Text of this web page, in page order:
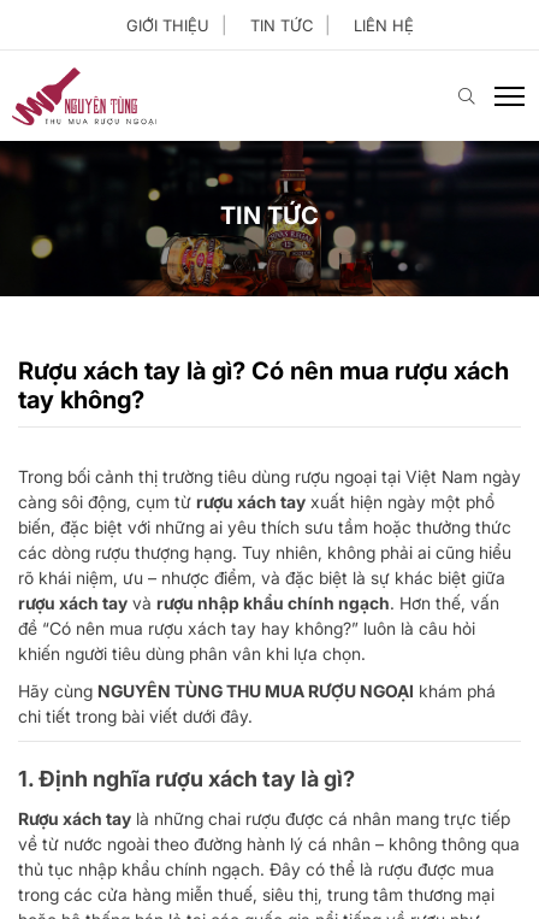
GIỚI THIỆU TIN TỨC LIÊN HỆ
TIN TỨC
Rượu xách tay là gì? Có nên mua rượu xách
tay không?
Trong bối cảnh thị trường tiêu dùng rượu ngoại tại Việt Nam ngày
càng sôi động, cụm từ rượu xách tay xuất hiện ngày một phổ
biến, đặc biệt với những ai yêu thích sưu tầm hoặc thưởng thức
các dòng rượu thượng hạng. Tuy nhiên, không phải ai cũng hiểu
rõ khái niệm, ưu – nhược điểm, và đặc biệt là sự khác biệt giữa
rượu xách tay và rượu nhập khẩu chính ngạch. Hơn thế, vấn
đề “Có nên mua rượu xách tay hay không?” luôn là câu hỏi
khiến người tiêu dùng phân vân khi lựa chọn.
Hãy cùng NGUYÊN TÙNG THU MUA RƯỢU NGOẠI khám phá
chi tiết trong bài viết dưới đây.
1. Định nghĩa rượu xách tay là gì?
Rượu xách tay là những chai rượu được cá nhân mang trực tiếp
về từ nước ngoài theo đường hành lý cá nhân – không thông qua
thủ tục nhập khẩu chính ngạch. Đây có thể là rượu được mua
trong các cửa hàng miễn thuế, siêu thị, trung tâm thương mại